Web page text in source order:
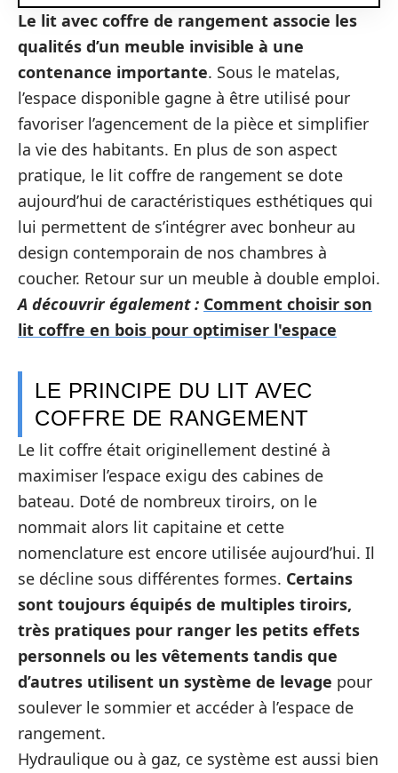
Le lit avec coffre de rangement associe les
qualités d’un meuble invisible à une
contenance importante. Sous le matelas,
l’espace disponible gagne à être utilisé pour
favoriser l’agencement de la pièce et simplifier
la vie des habitants. En plus de son aspect
pratique, le lit coffre de rangement se dote
aujourd’hui de caractéristiques esthétiques qui
lui permettent de s’intégrer avec bonheur au
design contemporain de nos chambres à
coucher. Retour sur un meuble à double emploi.
A découvrir également : Comment choisir son
lit coffre en bois pour optimiser l'espace
LE PRINCIPE DU LIT AVEC
COFFRE DE RANGEMENT
Le lit coffre était originellement destiné à
maximiser l’espace exigu des cabines de
bateau. Doté de nombreux tiroirs, on le
nommait alors lit capitaine et cette
nomenclature est encore utilisée aujourd’hui. Il
se décline sous différentes formes. Certains
sont toujours équipés de multiples tiroirs,
très pratiques pour ranger les petits effets
personnels ou les vêtements tandis que
d’autres utilisent un système de levage pour
soulever le sommier et accéder à l’espace de
rangement.
Hydraulique ou à gaz, ce système est aussi bien